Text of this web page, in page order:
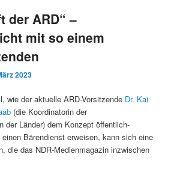
der ARD“ –
mit so einem
2023
wie der aktuelle ARD-Vorsitzende Dr. Kai
(die Koordinatorin der
der Länder) dem Konzept öffentlich-
Bärendienst erweisen, kann sich eine
die das NDR-Medienmagazin inzwischen